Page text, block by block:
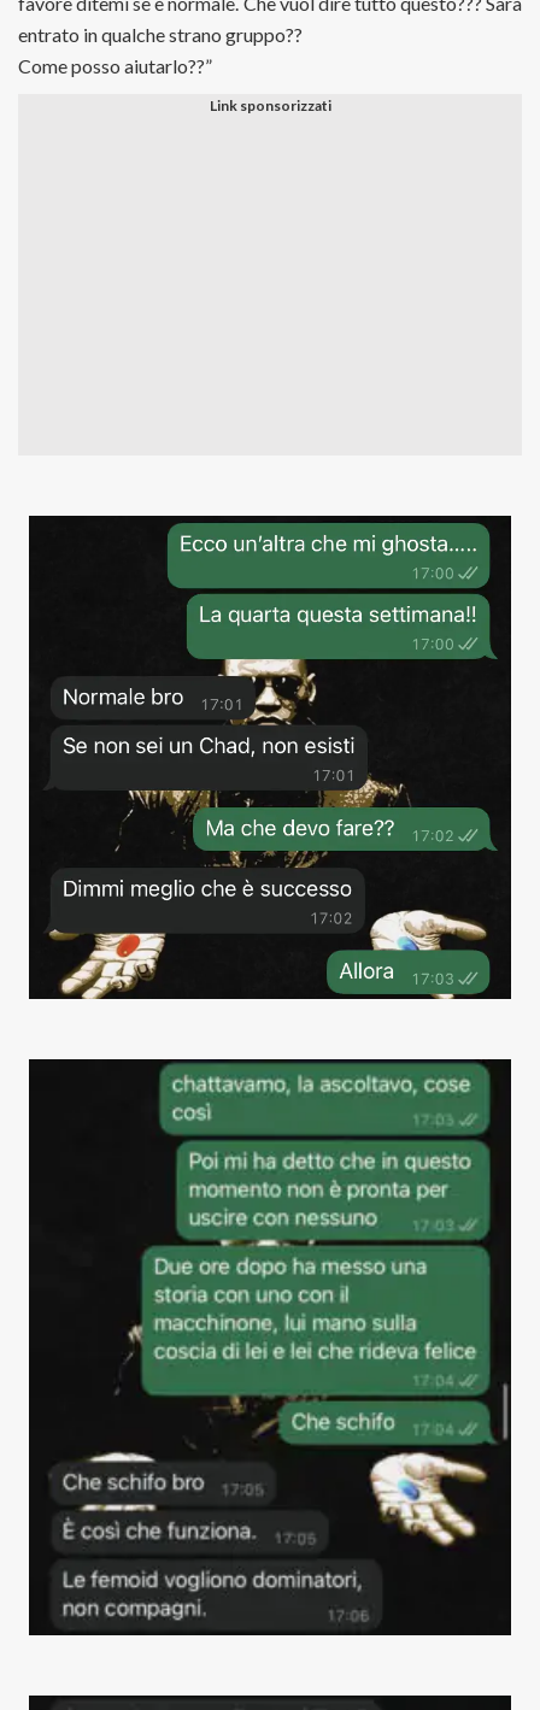
entrato in qualche strano gruppo??
Come posso aiutarlo??”